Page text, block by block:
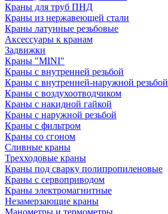
Краны для труб ПНД
Краны из нержавеющей стали
Краны латунные резьбовые
Аксессуары к кранам
Задвижки
Краны "MINI"
Краны с внутренней резьбой
Краны с внутренней-наружной резьбой
Краны с воздухоотводчиком
Краны с накидной гайкой
Краны с наружной резьбой
Краны с фильтром
Краны со сгоном
Сливные краны
Трехходовые краны
Краны под сварку полипропиленовые
Краны с сервоприводом
Краны электромагнитные
Незамерзающие краны
Манометры и термометры